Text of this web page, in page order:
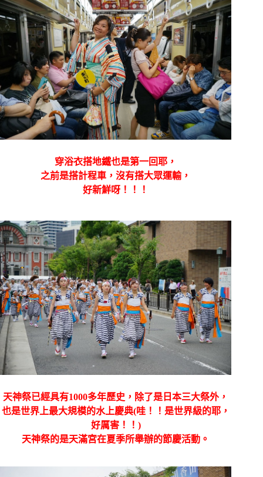
穿浴衣搭地鐵也是第一回耶，
之前是搭計程車，沒有搭大眾運輸，
好新鮮呀！！！
天神祭已經具有1000多年歷史，除了是日本三大祭外，
也是世界上最大規模的水上慶典(哇！！是世界級的耶，
好厲害！！)
天神祭的是天滿宮在夏季所舉辦的節慶活動。